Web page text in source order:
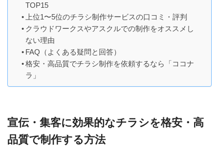
TOP15
上位1〜5位のチラシ制作サービスの口コミ・評判
クラウドワークスやアスクルでの制作をオススメし
ない理由
FAQ（よくある疑問と回答）
格安・高品質でチラシ制作を依頼するなら「ココナ
ラ」
宣伝・集客に効果的なチラシを格安・高
品質で制作する方法